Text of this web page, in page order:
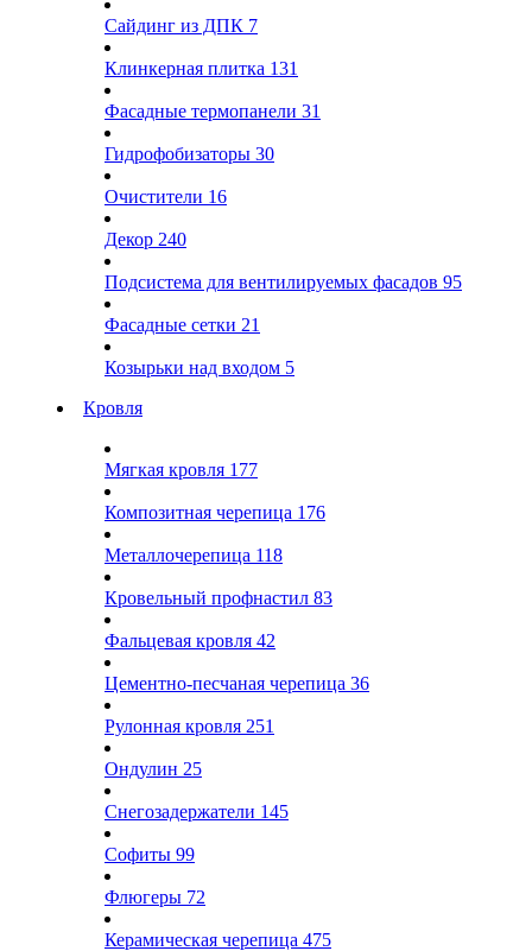
Сайдинг из ДПК 7
Клинкерная плитка 131
Фасадные термопанели 31
Гидрофобизаторы 30
Очистители 16
Декор 240
Подсистема для вентилируемых фасадов 95
Фасадные сетки 21
Козырьки над входом 5
Кровля
Мягкая кровля 177
Композитная черепица 176
Металлочерепица 118
Кровельный профнастил 83
Фальцевая кровля 42
Цементно-песчаная черепица 36
Рулонная кровля 251
Ондулин 25
Снегозадержатели 145
Софиты 99
Флюгеры 72
Керамическая черепица 475